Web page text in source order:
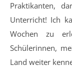
Praktikanten,
Unterricht! Ich
Wochen zu
Schülerinnen,
Land weiter